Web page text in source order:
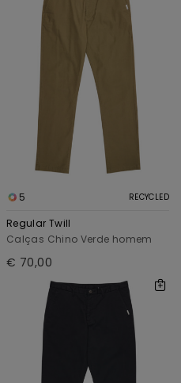
5 RECYCLED
Regular Twill
Calças Chino Verde homem
€ 70,00